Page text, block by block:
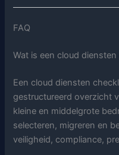
FAQ
Wat is een cloud
Een cloud diensten
gestructureerd overzicht
kleine en middelgrote
selecteren, migreren en
veiligheid, compliance,